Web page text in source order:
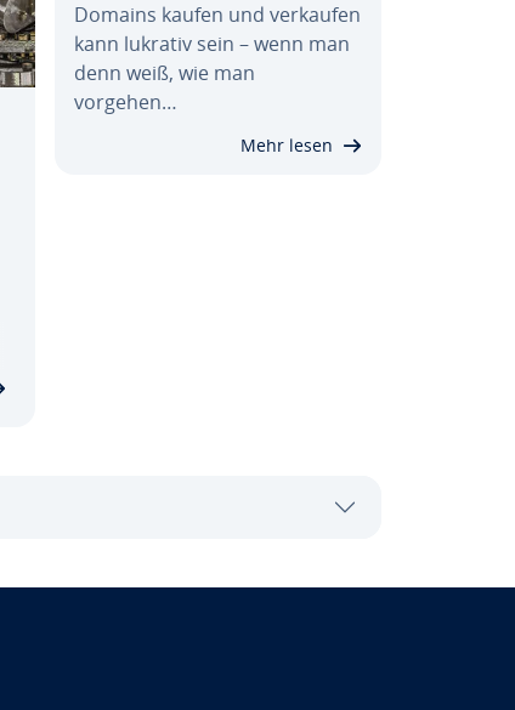
Domains kaufen und verkaufen
kann lukrativ sein – wenn man
denn weiß, wie man
vorgehen…
Mehr lesen